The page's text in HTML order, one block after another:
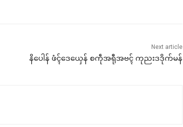
Next article
နိပေါန် ဖံၚ်ဒေယှေန် စကဵုအရီုအဗၚ် ကုညးဒဒိုက်မန်